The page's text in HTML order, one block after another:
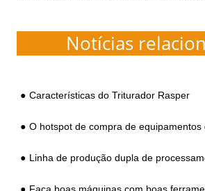
Notícias
Características do Triturador Rasper
O hotspot de compra de equipamentos de
Linha de produção dupla de processamento de ventilador